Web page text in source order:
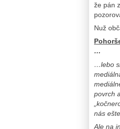
že pán
Nuž
…
…lebo
povrch
nás
Ale na